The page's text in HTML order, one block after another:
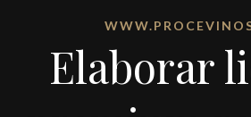
Elaborar